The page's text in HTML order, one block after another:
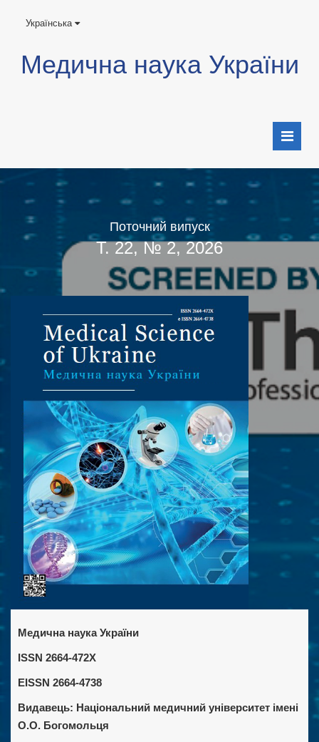
Українська
Медична наука України
Поточний випуск
Т. 22, № 2, 2026
Медична наука України
ISSN 2664-472X
EISSN 2664-4738
Видавець: Національний медичний університет імені
О.О. Богомольця